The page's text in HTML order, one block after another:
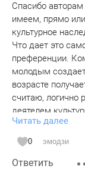
Спасибо авторам
имеем, прямо
культурное
Что дает это
преференции.
молодым
возрасте
считаю, логично
деятелем
молодых и
работы молодых
молод.
ними за то, что
Читать далее
0 эмодзи
Ответить